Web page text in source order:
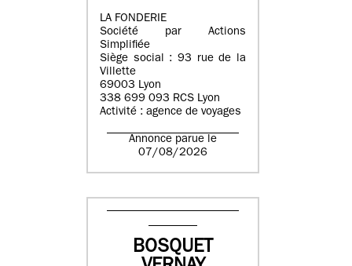
LA FONDERIE
Société par Actions
Simplifiée
Siège social : 93 rue de la
Villette
69003 Lyon
338 699 093 RCS Lyon
Activité : agence de voyages
Annonce parue le
07/08/2026
BOSQUET